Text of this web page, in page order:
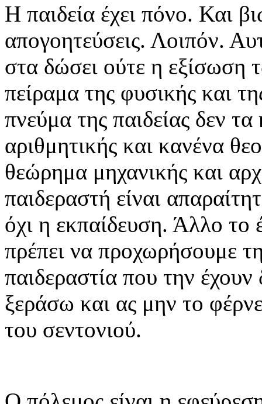
Η παιδεία έχει πόνο. Και
απογοητεύσεις. Λοιπόν.
στα δώσει ούτε η εξίσωση
πείραμα της φυσικής και
πνεύμα της παιδείας δεν
αριθμητικής και κανένα
θεώρημα μηχανικής και
παιδεραστή είναι
όχι η εκπαίδευση. Άλλο
πρέπει να προχωρήσουμε
παιδεραστία που την
ξεράσω και ας μην το
του σεντονιού.